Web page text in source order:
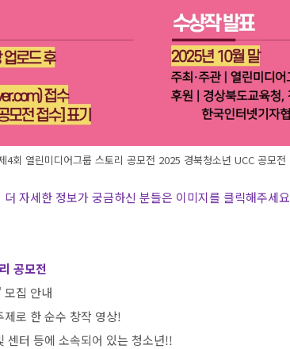
4회 열린미디어그룹 스토리 공모전 2025 경북청소년 UCC 공모전
자세한 정보가 궁금하신 분들은 이미지를 클릭해주세요
공모전
' 모집 안내
로 한 순수 창작 영상!
센터 등에 소속되어 있는 청소년!!